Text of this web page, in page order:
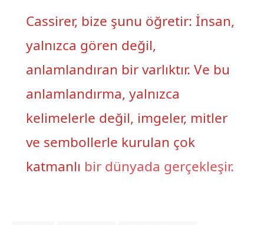
Cassirer, bize şunu öğretir: İnsan,
yalnızca gören değil,
anlamlandıran bir varlıktır. Ve bu
anlamlandırma, yalnızca
kelimelerle değil, imgeler, mitler
ve sembollerle kurulan çok
katmanlı bir dünyada gerçekleşir.